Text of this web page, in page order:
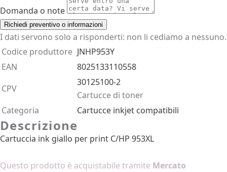
Domanda o note
Richiedi preventivo o informazioni
I dati servono solo a risponderti: non li cediamo a nessuno.
Codice produttore JNHP953Y
EAN
8025133110558
CPV
30125100-2
Cartucce di toner
Categoria
Cartucce inkjet compatibili
Descrizione
Cartuccia ink giallo per print C/HP 953XL
Questo prodotto è acquistabile tramite Mercato